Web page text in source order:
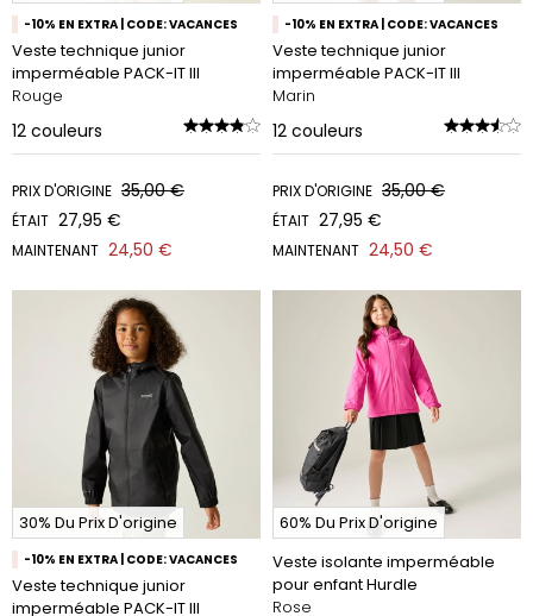
-10% EN EXTRA | CODE: VACANCES
Veste technique junior
imperméable PACK-IT III
Rouge
12 couleurs
PRIX D'ORIGINE 35,00 €
ÉTAIT 27,95 €
MAINTENANT 24,50 €
-10% EN EXTRA | CODE: VACANCES
Veste technique junior
imperméable PACK-IT III
Marin
12 couleurs
PRIX D'ORIGINE 35,00 €
ÉTAIT 27,95 €
MAINTENANT 24,50 €
30% Du Prix D'origine
-10% EN EXTRA | CODE: VACANCES
Veste technique junior
imperméable PACK-IT III
60% Du Prix D'origine
Veste isolante imperméable
pour enfant Hurdle
Rose